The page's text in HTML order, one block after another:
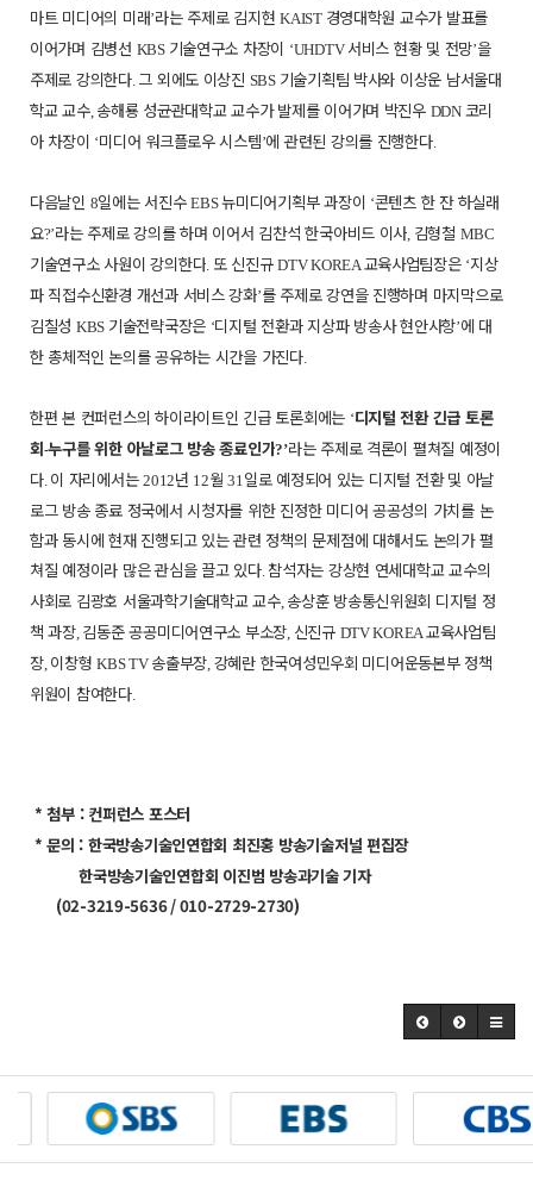
마트 미디어의 미래’라는 주제로 김지현KAIST 경영대학원 교수가 발표를
이어가며 김병선 KBS 기술연구소 차장이 ‘UHDTV서비스 현황 및 전망’을
주제로 강의한다. 그 외에도 이상진 SBS 기술기획팀 박사와 이상운 남서울대
학교 교수, 송해룡 성균관대학교 교수가 발제를 이어가며 박진우 DDN 코리
아 차장이 ‘미디어 워크플로우 시스템’에 관련된 강의를 진행한다.
다음날인 8일에는 서진수EBS뉴미디어기획부 과장이 ‘콘텐츠 한 잔 하실래
요?’라는 주제로 강의를 하며 이어서 김찬석 한국아비드 이사, 김형철 MBC
기술연구소 사원이 강의한다. 또 신진규DTV KOREA교육사업팀장은 ‘지상
파 직접수신환경 개선과 서비스 강화’를 주제로 강연을 진행하며 마지막으로
김칠성 KBS 기술전략국장은 ‘디지털 전환과 지상파 방송사 현안사항’에 대
한 총체적인 논의를 공유하는 시간을 가진다.
한편 본 컨퍼런스의 하이라이트인 긴급 토론회에는 ‘디지털 전환 긴급 토론
회-누구를 위한 아날로그 방송 종료인가?’라는 주제로 격론이 펼쳐질 예정이
다. 이 자리에서는2012년 12월31일로 예정되어 있는 디지털 전환 및 아날
로그 방송 종료 정국에서 시청자를 위한 진정한 미디어 공공성의 가치를 논
함과 동시에 현재 진행되고 있는 관련 정책의 문제점에 대해서도 논의가 펼
쳐질 예정이라 많은 관심을 끌고 있다. 참석자는 강상현 연세대학교 교수의
사회로 김광호 서울과학기술대학교 교수, 송상훈 방송통신위원회 디지털 정
책 과장, 김동준 공공미디어연구소 부소장, 신진규 DTV KOREA교육사업팀
장, 이창형KBS TV 송출부장, 강혜란 한국여성민우회 미디어운동본부 정책
위원이 참여한다.
* 첨부 : 컨퍼런스 포스터
* 문의 : 한국방송기술인연합회 최진홍 방송기술저널 편집장
한국방송기술인연합회 이진범 방송과기술 기자
(02-3219-5636 / 010-2729-2730)